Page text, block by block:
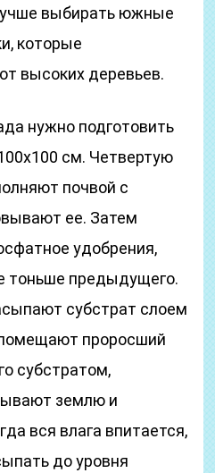
выбирать южные
которые
высоких деревьев.
нужно подготовить
см. Четвертую
почвой с
ее. Затем
удобрения,
тоньше предыдущего.
субстрат слоем
проросший
субстратом,
землю и
вся влага впитается,
до уровня